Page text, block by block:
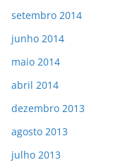
setembro 2014
junho 2014
maio 2014
abril 2014
dezembro 2013
agosto 2013
julho 2013